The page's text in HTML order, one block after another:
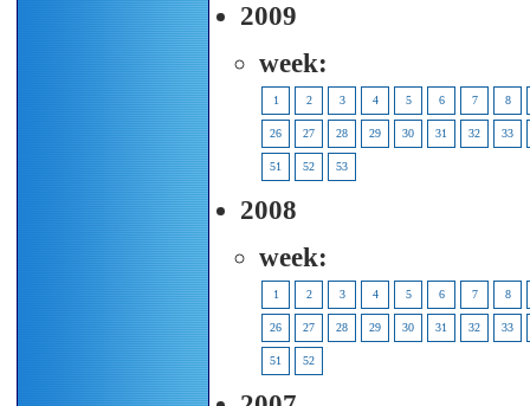
2009
week:
1 2 3 4 5 6 7 8
26 27 28 29 30 31 32 33
51 52 53
2008
week:
1 2 3 4 5 6 7 8
26 27 28 29 30 31 32 33
51 52